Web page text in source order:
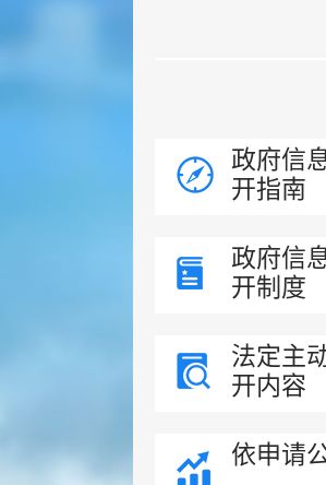
政府信
开指南
政府信
开制度
法定主
开内容
依申请